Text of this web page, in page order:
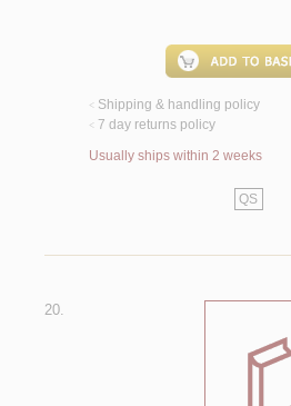
< Shipping & handling policy
< 7 day returns policy
Usually ships within 2 weeks
QS
20.